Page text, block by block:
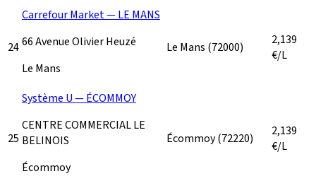
24
Carrefour Market — LE MANS
66 Avenue Olivier Heuzé
Le Mans
Le Mans (72000)
2,139
€/L
25
Système U — ÉCOMMOY
CENTRE COMMERCIAL LE
BELINOIS
Écommoy
Écommoy(72220)
2,139
€/L